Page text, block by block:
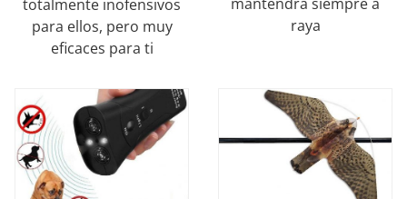
totalmente inofensivos
para ellos, pero muy
eficaces para ti
raya